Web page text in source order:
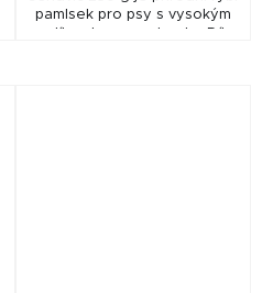
pamlsek pro psy s vysokým
podílem lososa a tresky. Díky